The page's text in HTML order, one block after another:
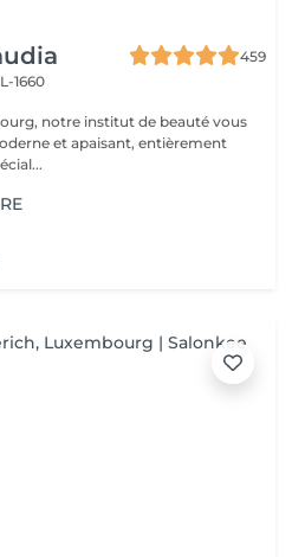
459
1660
notre institut de beauté vous
et apaisant, entièrement
bien-être. Spécial...